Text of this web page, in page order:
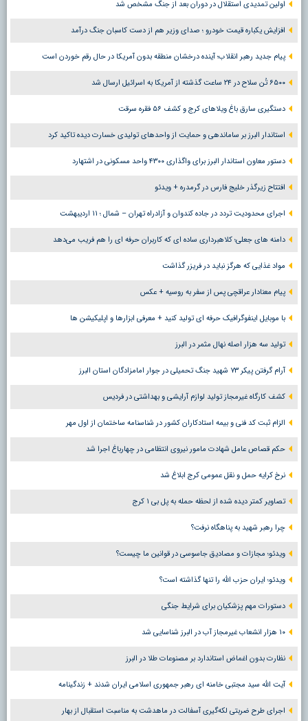
اولین تمدیدی استقلال در دوران بعد از جنگ مشخص شد
افزایش یکباره قیمت خودرو ؛ صدای وزیر هم از دست کاسبان جنگ درآمد
پیام جدید رهبر انقلاب؛ آینده درخشان منطقه بدون آمریکا در حال رقم خوردن است
۶۵۰۰ تُن سلاح در ۲۴ ساعت گذشته از آمریکا به اسرائیل ارسال شد
دستگیری سارق باغ ویلاهای کرج و کشف ۵۶ فقره سرقت
استاندار البرز بر ساماندهی و حمایت از واحدهای تولیدی خسارت دیده تاکید کرد
دستور معاون استاندار البرز برای واگذاری ۴۳۰۰ واحد مسکونی در اشتهارد
افتتاح زیرگذر خلیج فارس در گرمدره + ویدئو
اجرای محدودیت تردد در جاده کندوان و آزادراه تهران – شمال ؛ ١١ اردیبهشت
دامنه های جعلی؛ کلاهبرداری ساده ای که کاربران حرفه ای را هم فریب می‌دهد
مواد غذایی که هرگز نباید در فریزر گذاشت
پیام معنادار عراقچی پس از سفر به روسیه + عکس
با موبایل اینفوگرافیک حرفه ای تولید کنید + معرفی ابزارها و اپلیکیشن ها
تولید سه هزار اصله نهال مثمر در البرز
آرام گرفتن پیکر ۷۳ شهید جنگ تحمیلی در جوار امامزادگان استان البرز
کشف کارگاه غیرمجاز تولید لوازم آرایشی و بهداشتی در فردیس
الزام ثبت کد فنی و بیمه استادکاران کشور در شناسنامه ساختمان از اول مهر
حکم قصاص عامل شهادت مامور نیروی انتظامی در چهارباغ اجرا شد
نرخ کرایه حمل و نقل عمومی کرج ابلاغ شد
تصاویر کمتر دیده شده از لحظه حمله به پل بی ۱ کرج
چرا رهبر شهید به پناهگاه نرفت؟
ویدئو؛ مجازات و مصادیق جاسوسی در قوانین ما چیست؟
ویدئو؛ ایران حزب الله را تنها گذاشته است؟
دستورات مهم پزشکیان برای شرایط جنگی
۱۰ هزار انشعاب غیرمجاز آب در البرز شناسایی شد
نظارت بدون اغماض استاندارد بر مصنوعات طلا در البرز
آیت الله سید مجتبی خامنه ای رهبر جمهوری اسلامی ایران شدند + زندگینامه
اجرای طرح ضربتی لکه‌گیری آسفالت در ماهدشت به مناسبت استقبال از بهار